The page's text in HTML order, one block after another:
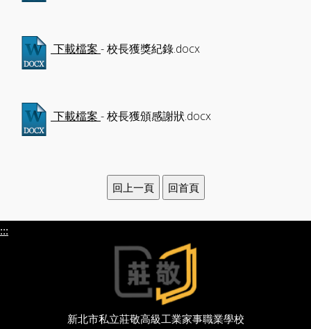
下載檔案 - 校長獲獎紀錄.docx
下載檔案 - 校長獲頒感謝狀.docx
:::
新北市私立莊敬高級工業家事職業學校